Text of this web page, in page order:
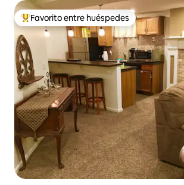
De los mejores en Favorito entre huéspedes
Favorito entre huéspedes